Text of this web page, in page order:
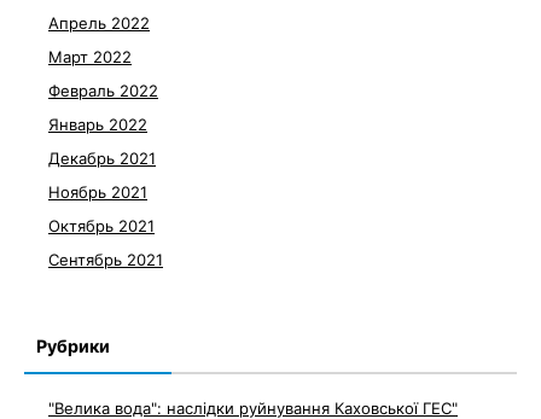
Апрель 2022
Март 2022
Февраль 2022
Январь 2022
Декабрь 2021
Ноябрь 2021
Октябрь 2021
Сентябрь 2021
Рубрики
"Велика вода": наслідки руйнування Каховської ГЕС"